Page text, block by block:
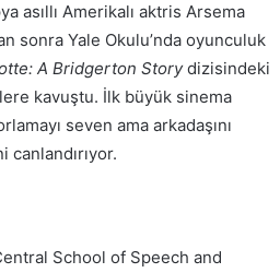
asıllı Amerikalı aktris Arsema
sonra Yale Okulu’nda oyunculuk
A Bridgerton Storydizisindeki
kavuştu. İlk büyük sinema
seven ama arkadaşını
School of Speech and